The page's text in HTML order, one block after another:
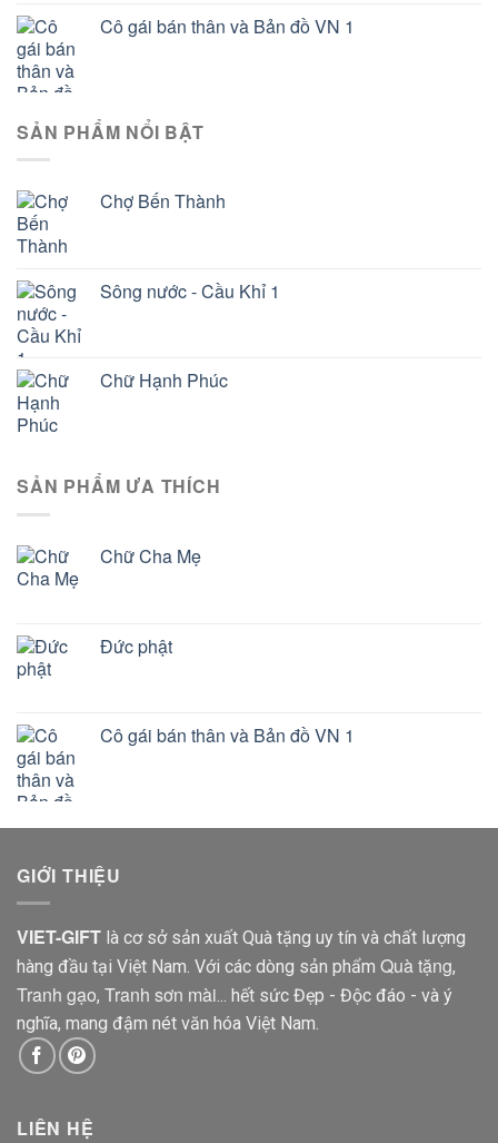
Cô gái bán thân và Bản đồ VN 1
SẢN PHẨM NỔI BẬT
Chợ Bến Thành
Sông nước - Cầu Khỉ 1
Chữ Hạnh Phúc
SẢN PHẨM ƯA THÍCH
Chữ Cha Mẹ
Đức phật
Cô gái bán thân và Bản đồ VN 1
GIỚI THIỆU
VIET-GIFT là cơ sở sản xuất Quà tặng uy tín và chất lượng
hàng đầu tại Việt Nam. Với các dòng sản phẩm Quà tặng,
Tranh gạo, Tranh sơn mài... hết sức Đẹp - Độc đáo - và ý
nghĩa, mang đậm nét văn hóa Việt Nam.
LIÊN HỆ